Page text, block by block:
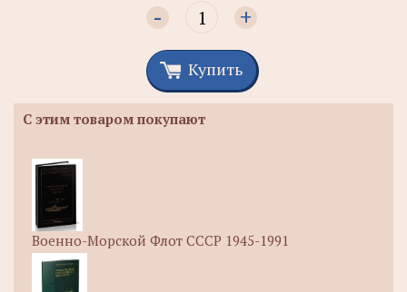
- +
Купить
С этим товаром покупают
Военно-Морской Флот СССР 1945-1991